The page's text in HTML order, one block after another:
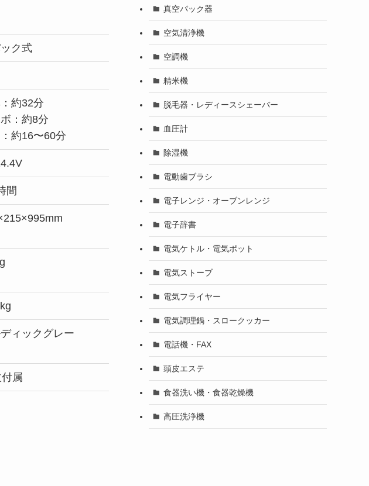
ク式
約32分
：約8分
約16〜60分
間
ディックグレー
属
真空パック器
空気清浄機
空調機
精米機
脱毛器・レディースシェーバー
血圧計
除湿機
電動歯ブラシ
電子レンジ・オーブンレンジ
電子辞書
電気ケトル・電気ポット
電気ストーブ
電気フライヤー
電気調理鍋・スロークッカー
電話機・FAX
頭皮エステ
食器洗い機・食器乾燥機
高圧洗浄機